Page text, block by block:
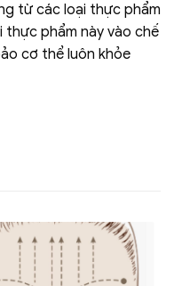
từ các loại thực phẩm
phẩm này vào chế
cơ thể luôn khỏe